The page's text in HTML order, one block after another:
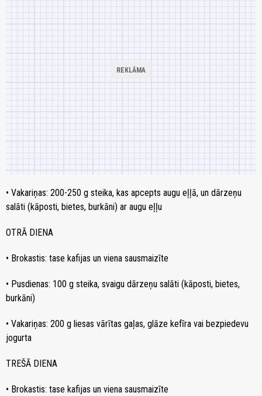
• Vakariņas: 200-250 g steika, kas apcepts augu eļļā, un dārzeņu
salāti (kāposti, bietes, burkāni) ar augu eļļu
OTRĀ DIENA
• Brokastis: tase kafijas un viena sausmaizīte
• Pusdienas: 100 g steika, svaigu dārzeņu salāti (kāposti, bietes,
burkāni)
• Vakariņas: 200 g liesas vārītas gaļas, glāze kefīra vai bezpiedevu
jogurta
TREŠĀ DIENA
• Brokastis: tase kafijas un viena sausmaizīte